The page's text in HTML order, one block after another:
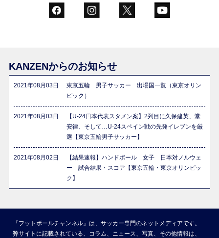
KANZENからのお知らせ
2021年08月03日
東京五輪 男子サッカー 出場国一覧（東京オリン
ピック）
2021年08月03日
【U-24日本代表スタメン案】2列目に久保建英、堂
安律、そして…U-24スペイン戦の先発イレブンを厳
選【東京五輪男子サッカー】
2021年08月02日
【結果速報】ハンドボール 女子 日本対ノルウェ
ー 試合結果・スコア【東京五輪・東京オリンピッ
ク】
『フットボールチャンネル』は、サッカー専門のネットメディアです。
弊サイトに記載されている、コラム、ニュース、写真、その他情報は、